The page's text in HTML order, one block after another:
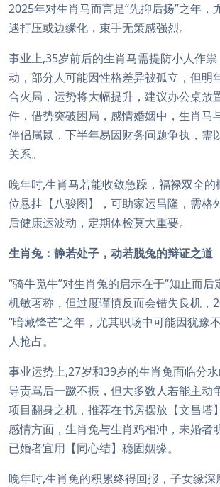
2025年对生肖马而言是“先抑后扬”之年，
遇打压或边缘化，束手无策感强烈。
事业上,35岁前后的生肖马需提防小人作
动，部分人可能因性格差异被孤立，但明
合火局，运势将大幅提升，建议办公桌放
件，借势突破困局，感情婚姻中，生肖马
伴侣属鼠，下半年易因财务问题争执，需
关系。
晚年时,生肖马若能收敛急躁，福禄双全
位悬挂【八骏图】，可助家运昌隆，需格
后健康运波动，定期体检莫大重要。
生肖兔：静若处子，动若脱兔的辩证之道
“骑牛觅牛”对生肖兔的启示在于“知止而后
机敏著称，但过度谨慎反而会错失良机，
“暗藏锋芒”之年，尤其职场中可能因犹豫
人抢占。
事业运势上,27岁和39岁的生肖兔面临分
导责骂后一蹶不振，但大多数人若能主动
项目翻身之机，推荐在书房摆放【文昌塔
感情方面，生肖兔与生肖鸡相冲，未婚者
已婚者宜用【同心结】稳固姻缘。
晚年时,生肖兔的积累终得回报，子女缘